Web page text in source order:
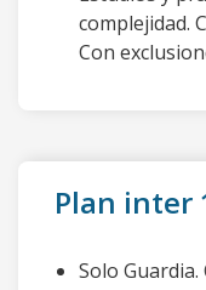
complejidad.
Con
Plan inter
Solo Guardia.